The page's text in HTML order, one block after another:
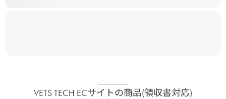
VETS TECH ECサイトの商品(領収書対応)